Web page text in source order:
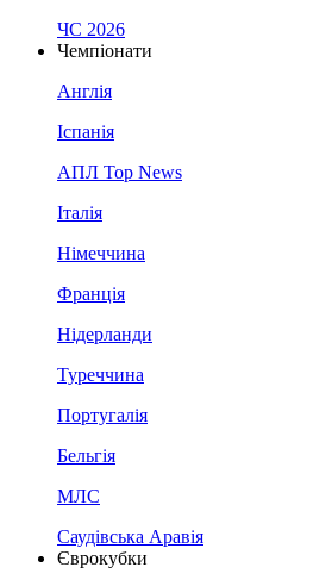
ЧС 2026
Чемпіонати
Англія
Іспанія
АПЛ Top News
Італія
Німеччина
Франція
Нідерланди
Туреччина
Португалія
Бельгія
МЛС
Саудівська Аравія
Єврокубки